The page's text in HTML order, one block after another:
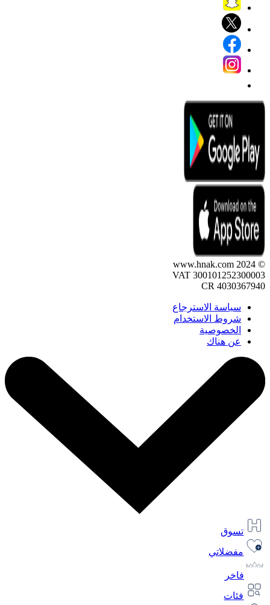
© 2024 www.hnak.com
VAT 300101252300003
CR 4030367940
سياسة الاسترجاع
شروط الاستخدام
الخصوصية
عن هناك
تسوق
مفضلاتي
فاخر
فئات